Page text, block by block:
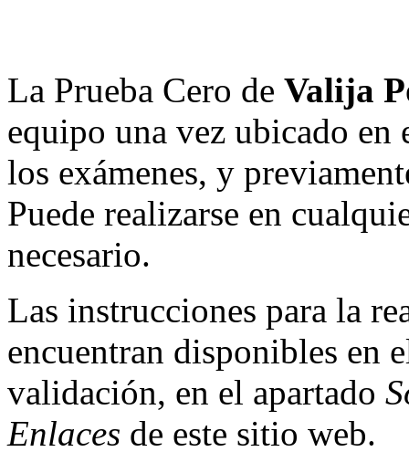
La Prueba Cero de Valija
equipo una vez ubicado en
los exámenes, y
Puede realizarse en
necesario.
Las instrucciones para la
encuentran disponibles en
validación, en el apartado
Enlaces de este sitio web.